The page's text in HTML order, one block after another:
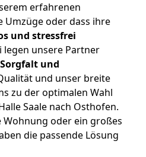
erfahrenen
oder dass ihre
und stressfrei
unsere Partner
Sorgfalt und
und unser breite
zu der optimalen Wahl
Saale nach Osthofen.
Wohnung oder ein großes
die passende Lösung